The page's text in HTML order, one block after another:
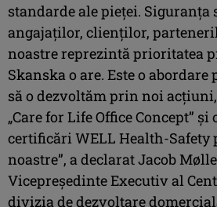
standarde ale pieței. Siguranța
angajaților, clienților,
noastre reprezintă prioritatea
Skanska o are. Este o
să o dezvoltăm prin noi
„Care for Life Office Concept”
certificări WELL Health-Safety
noastre”, a declarat Jacob
Vicepreședinte Executiv al
divizia de dezvoltare